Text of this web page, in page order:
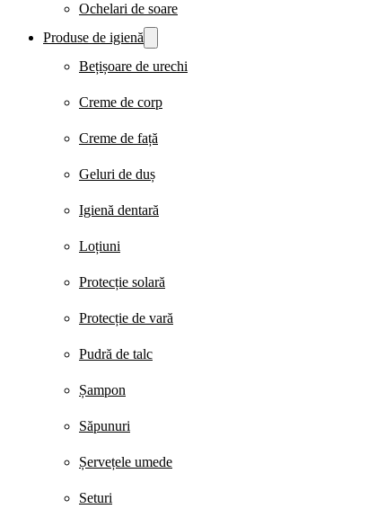
Ochelari de soare
Produse de igienă
Bețișoare de urechi
Creme de corp
Creme de față
Geluri de duș
Igienă dentară
Loțiuni
Protecție solară
Protecție de vară
Pudră de talc
Șampon
Săpunuri
Șervețele umede
Seturi